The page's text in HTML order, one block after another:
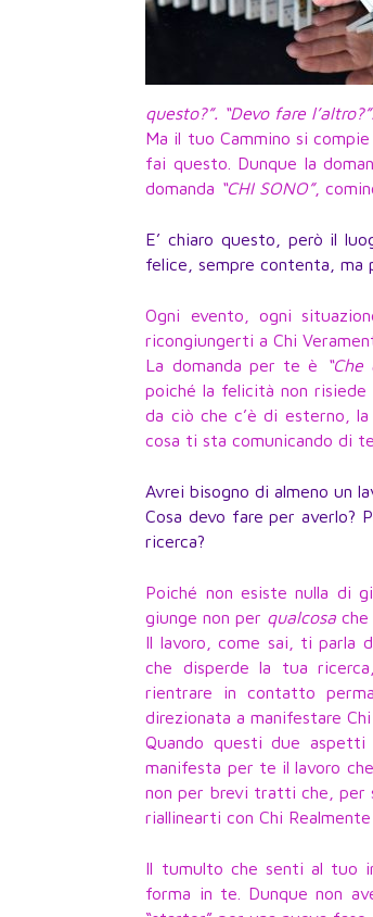
questo?”. “Devo fare
Ma il tuo Cammino si
fai questo. Dunque la
domanda “CHI SONO”,
E’ chiaro questo, però il
felice, sempre contenta, ma
Ogni evento, ogni
ricongiungerti a Chi
La domanda per te è
poiché la felicità non
da ciò che c’è di esterno,
cosa ti sta comunicando di te.
Avrei bisogno di almeno un
Cosa devo fare per averlo?
ricerca?
Poiché non esiste nulla di
giunge non per qualcosa
Il lavoro, come sai, ti parla
che disperde la tua
rientrare in contatto
direzionata a manifestare Chi
Quando questi due
manifesta per te il lavoro
non per brevi tratti che, per
riallinearti con Chi Realmente
Il tumulto che senti al tuo
forma in te. Dunque non